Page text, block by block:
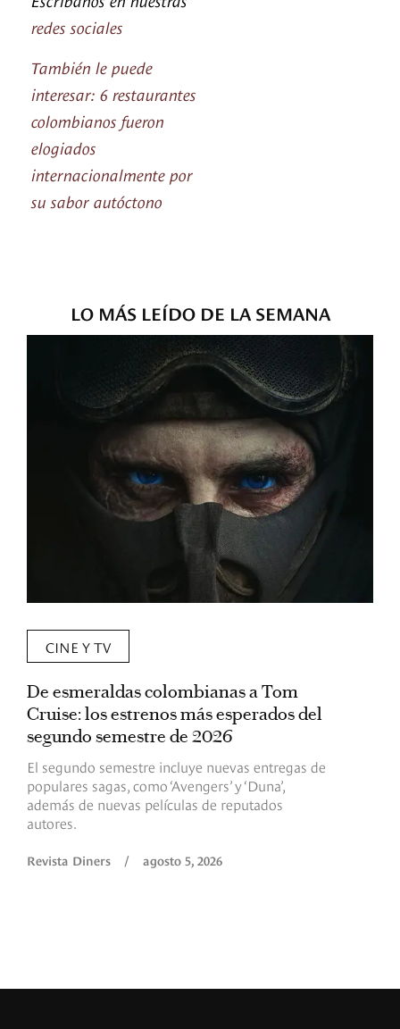
redes sociales
También le puede
interesar: 6 restaurantes
colombianos fueron
elogiados
internacionalmente por
su sabor autóctono
LO MÁS LEÍDO DE LA SEMANA
CINE Y TV
De esmeraldas colombianas a Tom
Cruise: los estrenos más esperados del
segundo semestre de 2026
El segundo semestre incluye nuevas entregas de
populares sagas, como ‘Avengers’ y ‘Duna’,
además de nuevas películas de reputados
autores.
Revista Diners / agosto 5, 2026